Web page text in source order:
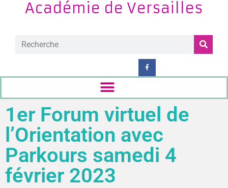
Académie de Versailles
1er Forum virtuel de
l’Orientation avec
Parkours samedi 4
février 2023